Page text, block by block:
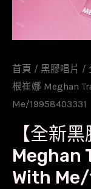
首頁 / 黑膠唱片 /
根崔娜 Meghan
Me/19958403331
【全新
Meghan
With